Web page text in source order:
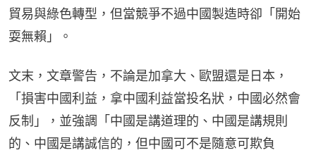
貿易與綠色轉型，但當競爭不過中國製造時卻「開始
耍無賴」。
文末，文章警告，不論是加拿大、歐盟還是日本，
「損害中國利益，拿中國利益當投名狀，中國必然會
反制」，並強調「中國是講道理的、中國是講規則
的、中國是講誠信的，但中國可不是隨意可欺負